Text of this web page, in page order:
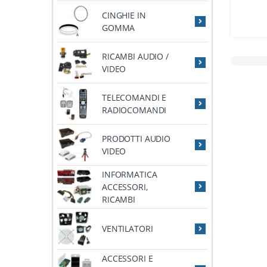
CINGHIE IN
GOMMA
RICAMBI AUDIO /
VIDEO
TELECOMANDI E
RADIOCOMANDI
PRODOTTI AUDIO
VIDEO
INFORMATICA
ACCESSORI,
RICAMBI
VENTILATORI
ACCESSORI E